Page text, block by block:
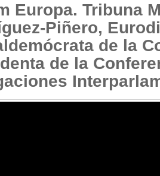
Europa. Tribuna
Piñero,
de la
de la